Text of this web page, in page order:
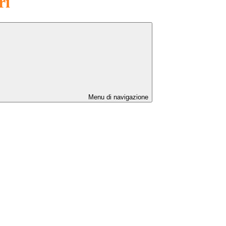
Menu di navigazione